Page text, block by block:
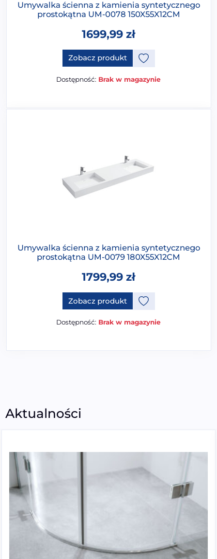
Umywalka ścienna z kamienia syntetycznego
prostokątna UM-0078 150X55X12CM
1699,99 zł
Zobacz produktTen produkt ma opcje, które
Dostępność: Brak w magazynie
Umywalka ścienna z kamienia syntetycznego
prostokątna UM-0079 180X55X12CM
1799,99 zł
Zobacz produktTen produkt ma opcje, które
Dostępność: Brak w magazynie
Aktualności